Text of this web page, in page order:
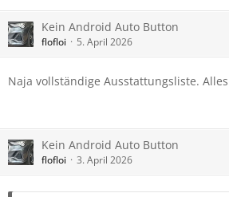
Kein Android Auto Button
flofloi 5. April 2026
Naja vollständige Ausstattungsliste.
Kein Android Auto Button
flofloi 3. April 2026